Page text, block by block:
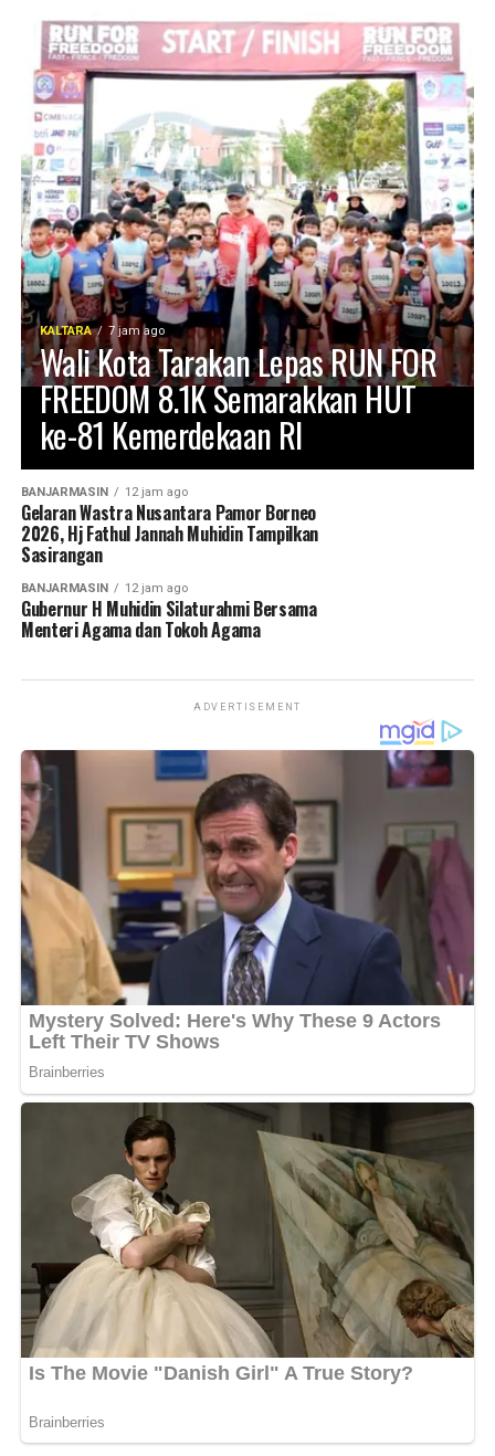
Tengkayu akan terus dipertahankan sebagai upaya
melestarikan budaya lokal dan pariwisata daerah.
Mengakhiri sambutannya, Wali Kota berharap Kota Tarakan
senantiasa diberikan keberkahan, keamanan, kemajuan, dan
kesejahteraan bagi seluruh masyarakatnya.
Turut hadir dalam kegiatan tersebut perwakilan Menteri
Pariwisata Republik Indonesia, perwakilan Pemerintah
Provinsi Kalimantan Utara, Bupati Malinau dan perwakilan
kabupaten lainnya, unsur Forkopimda, tokoh adat, tokoh
masyarakat, serta tamu undangan lainnya. [Adv/Mandu]
Views: 79
Bagikan ke
Messenger 0 Twitter/X
KALTARA 7 jam ago
Wali Kota Tarakan Lepas RUN FOR
FREEDOM 8.1K Semarakkan HUT
ke-81 Kemerdekaan RI
BANJARMASIN 12 jam ago
Gelaran Wastra Nusantara Pamor Borneo
2026, Hj Fathul Jannah Muhidin Tampilkan
Sasirangan
BANJARMASIN 12 jam ago
Gubernur H Muhidin Silaturahmi Bersama
Menteri Agama dan Tokoh Agama
ADVERTISEMENT